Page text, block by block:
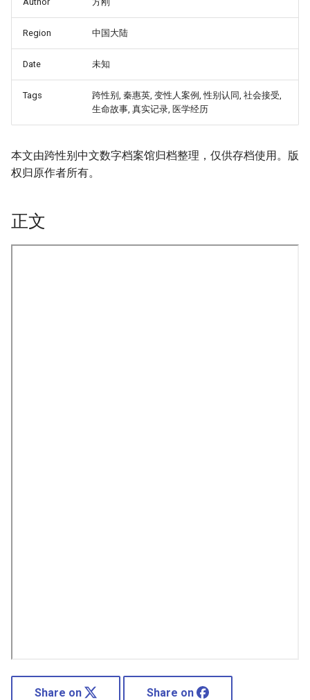
Region 中国大陆
Date 未知
Tags
跨性别, 秦惠英, 变性人案例, 性别认同, 社会接受,
生命故事, 真实记录, 医学经历
本文由跨性别中文数字档案馆归档整理，仅供存档使用。版
权归原作者所有。
正文
Share on Share on